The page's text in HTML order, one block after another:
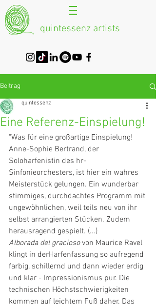
quintessenz artists
Beitrag
Eine Referenz-Einspielung!
quintessenz
"Was für eine großartige Einspielung!
Anne-Sophie Bertrand, der
Soloharfenistin des hr-
Sinfonieorchesters, ist hier ein wahres
Meisterstück gelungen. Ein wunderbar
stimmiges, durchdachtes Programm mit
ungewöhnlichen, weil teils neu von ihr
selbst arrangierten Stücken. Zudem
herausragend gespielt. (...)
Alborada del gracioso von Maurice Ravel
klingt in derHarfenfassung so aufregend
farbig, schillernd und dann wieder erdig
und klar - Impressionismus pur. Die
technischen Höchstschwierigkeiten
kommen auf leichtem Fuß daher. Das